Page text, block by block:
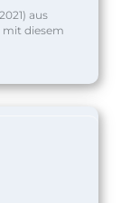
) aus
mit diesem